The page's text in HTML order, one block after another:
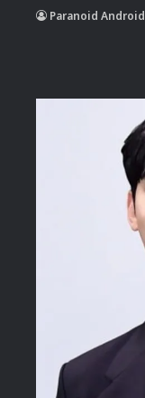
Paranoid Android